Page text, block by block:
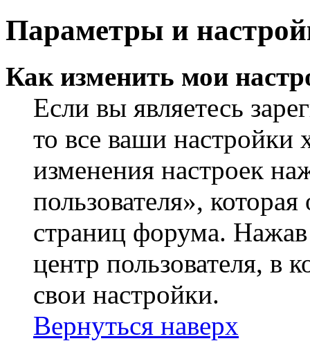
Параметры и
Как изменить мои
Если вы являетесь
то все ваши настройки
изменения настроек
пользователя»,
страниц форума.
центр пользователя, в
свои настройки.
Вернуться наверх